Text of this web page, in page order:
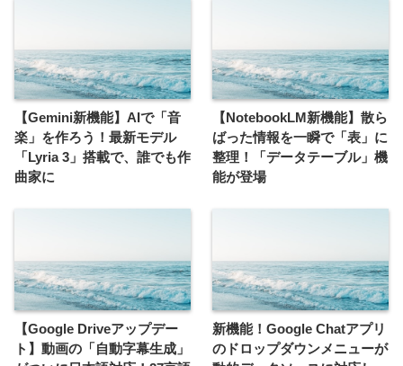
【Gemini新機能】AIで「音
楽」を作ろう！最新モデル
「Lyria 3」搭載で、誰でも作
曲家に
【NotebookLM新機能】散ら
ばった情報を一瞬で「表」に
整理！「データテーブル」機
能が登場
【Google Driveアップデー
ト】動画の「自動字幕生成」
新機能！Google Chatアプリ
のドロップダウンメニューが